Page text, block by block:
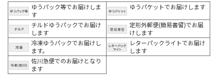
ゆうパック等でお届けしま
す
ゆうパケットでお届けします
チルドゆうパックでお届け
します
定形外郵便(簡易書留)でお届
けします
冷凍ゆうパックでお届けし
ます。
レターパックライトでお届け
します
佐川急便でのお届けとなり
ます